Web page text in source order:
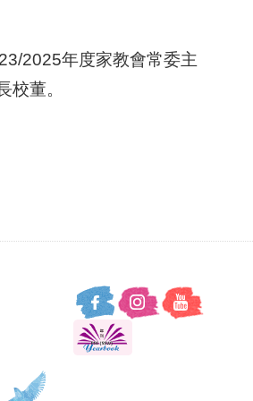
2025年度家教會常委主
董。